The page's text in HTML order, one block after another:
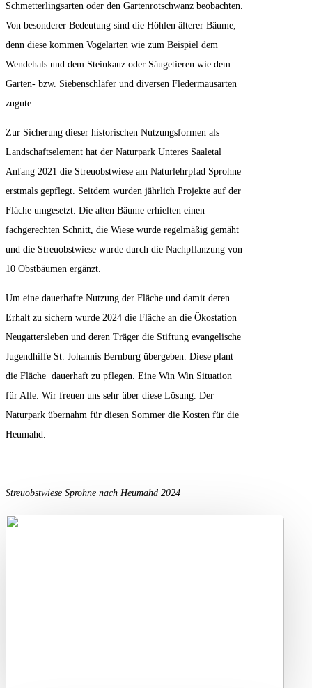
Schmetterlingsarten oder den Gartenrotschwanz beobachten.
Von besonderer Bedeutung sind die Höhlen älterer Bäume,
denn diese kommen Vogelarten wie zum Beispiel dem
Wendehals und dem Steinkauz oder Säugetieren wie dem
Garten- bzw. Siebenschläfer und diversen Fledermausarten
zugute.
Zur Sicherung dieser historischen Nutzungsformen als
Landschaftselement hat der Naturpark Unteres Saaletal
Anfang 2021 die Streuobstwiese am Naturlehrpfad Sprohne
erstmals gepflegt. Seitdem wurden jährlich Projekte auf der
Fläche umgesetzt. Die alten Bäume erhielten einen
fachgerechten Schnitt, die Wiese wurde regelmäßig gemäht
und die Streuobstwiese wurde durch die Nachpflanzung von
10 Obstbäumen ergänzt.
Um eine dauerhafte Nutzung der Fläche und damit deren
Erhalt zu sichern wurde 2024 die Fläche an die Ökostation
Neugattersleben und deren Träger die Stiftung evangelische
Jugendhilfe St. Johannis Bernburg übergeben. Diese plant
die Fläche dauerhaft zu pflegen. Eine Win Win Situation
für Alle. Wir freuen uns sehr über diese Lösung. Der
Naturpark übernahm für diesen Sommer die Kosten für die
Heumahd.
Streuobstwiese Sprohne nach Heumahd 2024